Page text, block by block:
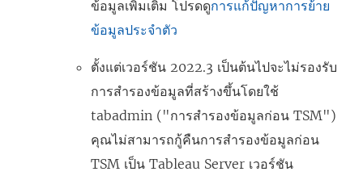
ข้อมูลเพิ่มเติม โปรดดูการแก้ปัญหาการย้าย
ข้อมูลประจำตัว
ตั้งแต่เวอร์ชัน 2022.3 เป็นต้นไปจะไม่รองรับ
การสำรองข้อมูลที่สร้างขึ้นโดยใช้
tabadmin ("การสำรองข้อมูลก่อน TSM")
คุณไม่สามารถกู้คืนการสำรองข้อมูลก่อน
TSM เป็น Tableau Server เวอร์ชัน